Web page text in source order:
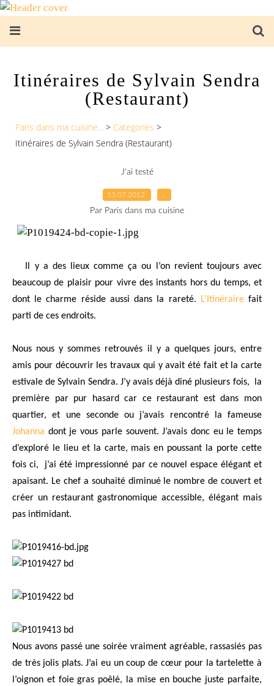
Itinéraires de Sylvain Sendra
(Restaurant)
Paris dans ma cuisine... > Categories >
Itinéraires de Sylvain Sendra (Restaurant)
J'ai testé
13.07.2012
Par Paris dans ma cuisine
Il y a des lieux comme ça ou l’on revient toujours avec
beaucoup de plaisir pour vivre des instants hors du temps, et
dont le charme réside aussi dans la rareté.
L’Itinérairefait
parti de ces endroits.
Nous nous y sommes retrouvés il y a quelques jours, entre
amis pour découvrir les travaux qui y avait été fait et la carte
estivale de Sylvain Sendra. J’y avais déjà diné plusieurs fois,
la
première par pur hasard car ce restaurant est dans mon
quartier, et une seconde ou j’avais rencontré la fameuse
Johanna dont je vous parle souvent. J’avais donc eu le temps
d’exploré le lieu et la carte, mais en poussant la porte cette
fois ci,
j’ai été impressionné par ce nouvel espace élégant et
apaisant. Le chef a souhaité diminué le nombre de couvert et
créer un restaurant gastronomique accessible, élégant mais
pas intimidant.
Nous avons passé une soirée vraiment agréable, rassasiés pas
de très jolis plats. J’ai eu un coup de cœur pour la tartelette à
l’oignon et foie gras poêlé, la mise en bouche juste parfaite,